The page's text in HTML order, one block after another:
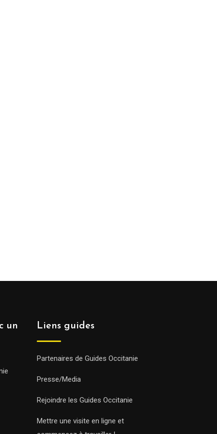
un Liens guides
Partenaires de Guides Occitanie
Presse/Media
Rejoindre les Guides Occitanie
Mettre une visite en ligne et